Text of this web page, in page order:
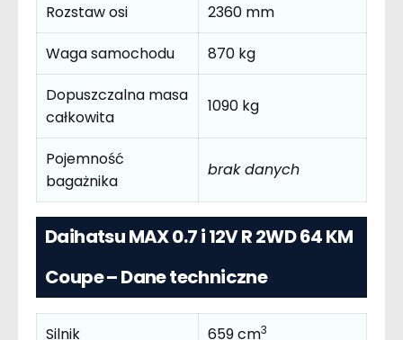
Rozstaw osi
2360 mm
Waga samochodu
870 kg
Dopuszczalna masa
całkowita
1090 kg
Pojemność
bagażnika
brak danych
Daihatsu MAX 0.7 i 12V R 2WD 64 KM
Coupe – Dane techniczne
Silnik 659 cm3